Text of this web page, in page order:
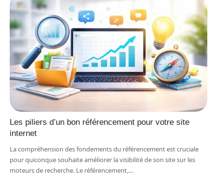
Les piliers d’un bon référencement pour votre site
internet
La compréhension des fondements du référencement est cruciale
pour quiconque souhaite améliorer la visibilité de son site sur les
moteurs de recherche. Le référencement, …